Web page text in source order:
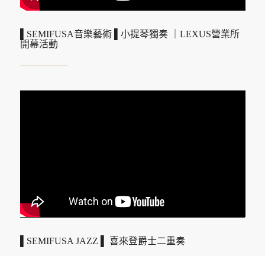
▌SEMIFUSA音樂藝術 ▌小提琴獨奏 ｜LEXUS營業所
開幕活動
▌SEMIFUSA JAZZ ▌ 喜來登爵士二重奏